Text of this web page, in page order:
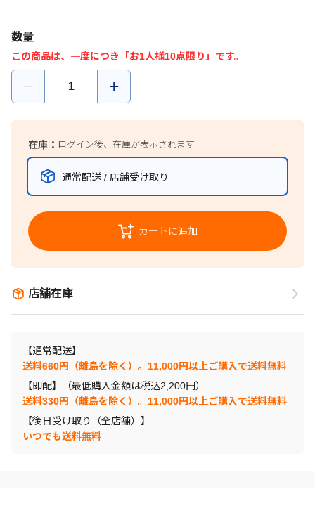
数量
この商品は、一度につき「お1人様10点限り」です。
在庫： ログイン後、在庫が表示されます
通常配送 / 店舗受け取り
カートに追加
店舗在庫
【通常配送】
送料660円（離島を除く）。11,000円以上ご購入で送料無料
【即配】（最低購入金額は税込2,200円）
送料330円（離島を除く）。11,000円以上ご購入で送料無料
【後日受け取り（全店舗）】
いつでも送料無料